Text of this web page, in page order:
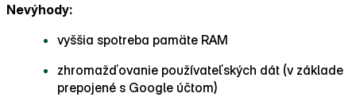
Nevýhody:
vyššia spotreba pamäte RAM
zhromažďovanie používateľských dát (v základe
prepojené s Google účtom)